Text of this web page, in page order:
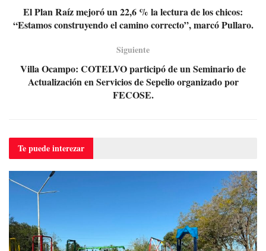
El Plan Raíz mejoró un 22,6 % la lectura de los chicos:
“Estamos construyendo el camino correcto”, marcó Pullaro.
Siguiente
Villa Ocampo: COTELVO participó de un Seminario de
Actualización en Servicios de Sepelio organizado por
FECOSE.
Te puedeinterezar